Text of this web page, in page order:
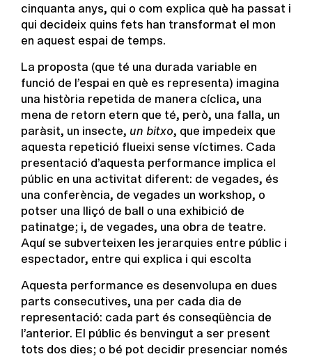
cinquanta anys, qui o com explica què ha passat i
qui decideix quins fets han transformat el mon
en aquest espai de temps.
La proposta (que té una durada variable en
funció de l’espai en què es representa) imagina
una història repetida de manera cíclica, una
mena de retorn etern que té, però, una falla, un
paràsit, un insecte, un bitxo, que impedeix que
aquesta repetició flueixi sense víctimes. Cada
presentació d’aquesta performance implica el
públic en una activitat diferent: de vegades, és
una conferència, de vegades un workshop, o
potser una lliçó de ball o una exhibició de
patinatge; i, de vegades, una obra de teatre.
Aquí se subverteixen les jerarquies entre públic i
espectador, entre qui explica i qui escolta
Aquesta performance es desenvolupa en dues
parts consecutives, una per cada dia de
representació: cada part és conseqüència de
l’anterior. El públic és benvingut a ser present
tots dos dies; o bé pot decidir presenciar només